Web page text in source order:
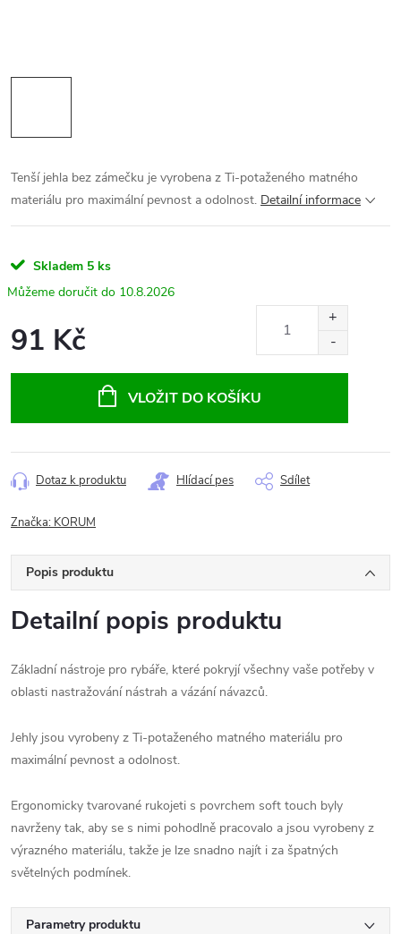
Tenší jehla bez zámečku je vyrobena z Ti-potaženého matného
materiálu pro maximální pevnost a odolnost. Detailní informace
Skladem 5 ks
10.8.2026
91 Kč
VLOŽIT DO KOŠÍKU
Dotaz k produktu Hlídací pes Sdílet
Značka: KORUM
Popis produktu
Detailní popis produktu
Základní nástroje pro rybáře, které pokryjí všechny vaše potřeby v
oblasti nastražování nástrah a vázání návazců.
Jehly jsou vyrobeny z Ti-potaženého matného materiálu pro
maximální pevnost a odolnost.
Ergonomicky tvarované rukojeti s povrchem soft touch byly
navrženy tak, aby se s nimi pohodlně pracovalo a jsou vyrobeny z
výrazného materiálu, takže je lze snadno najít i za špatných
světelných podmínek.
Parametry produktu